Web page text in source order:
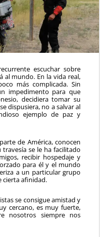
escuchar sobre
al mundo. En la vida real,
más complicada. Sin
impedimento para que
decidiera tomar su
dispusiera, no a salvar al
ejemplo de paz y
de América, conocen
se le ha facilitado
recibir hospedaje y
para él y el mundo
a un particular grupo
cierta afinidad.
se consigue amistad y
cercano, es muy fuerte,
nosotros siempre nos